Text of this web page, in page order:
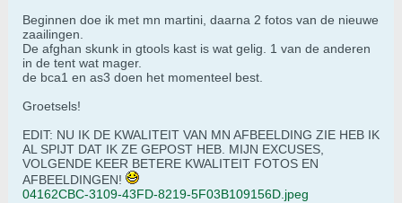
Beginnen doe ik met mn martini, daarna 2 fotos van de nieuwe
zaailingen.
De afghan skunk in gtools kast is wat gelig. 1 van de anderen
in de tent wat mager.
de bca1 en as3 doen het momenteel best.
Groetsels!
EDIT: NU IK DE KWALITEIT VAN MN AFBEELDING ZIE HEB IK
AL SPIJT DAT IK ZE GEPOST HEB. MIJN EXCUSES,
VOLGENDE KEER BETERE KWALITEIT FOTOS EN
AFBEELDINGEN!
04162CBC-3109-43FD-8219-5F03B109156D.jpeg